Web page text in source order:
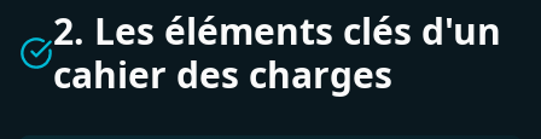
2. Les éléments clés d'un
cahier des charges